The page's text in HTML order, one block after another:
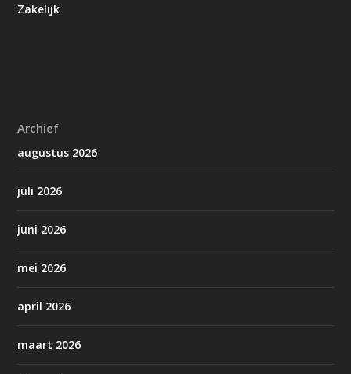
Zakelijk
Archief
augustus 2026
juli 2026
juni 2026
mei 2026
april 2026
maart 2026